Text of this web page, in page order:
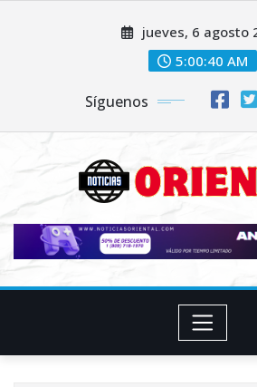
jueves, 6 agosto
5:00:42 AM
Síguenos